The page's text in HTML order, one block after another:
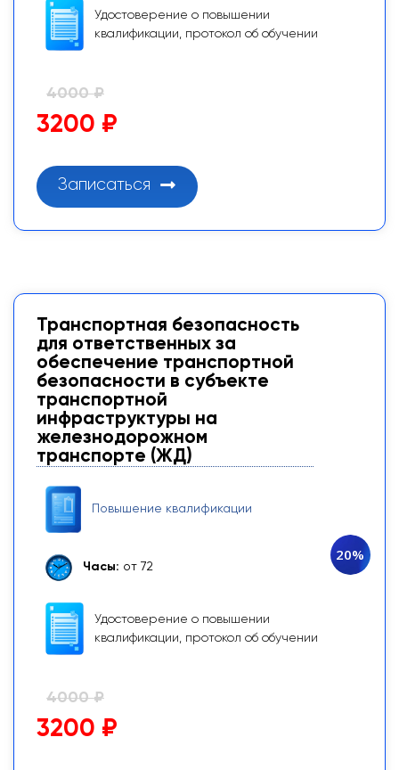
Удостоверение о повышении
квалификации, протокол об обучении
4000 ₽
3200 ₽
Записаться
Транспортная безопасность
для ответственных за
обеспечение транспортной
безопасности в субъекте
транспортной
инфраструктуры на
железнодорожном
транспорте (ЖД)
Повышение квалификации
Часы: от 72
Удостоверение о повышении
квалификации, протокол об обучении
20%
4000 ₽
3200 ₽